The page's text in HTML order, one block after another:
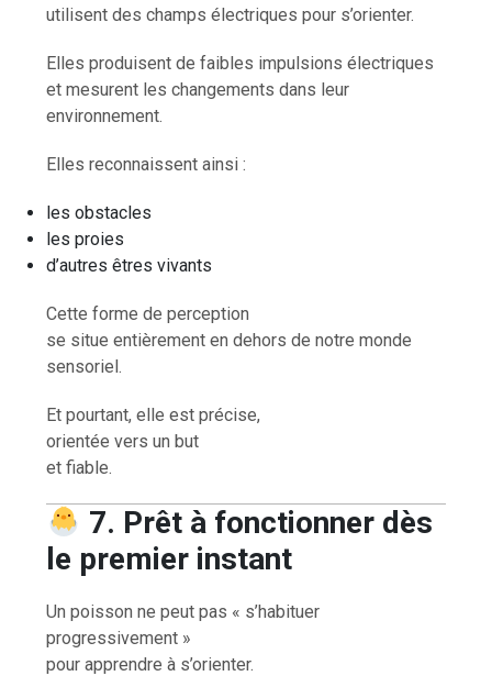
utilisent des champs électriques pour s’orienter.
Elles produisent de faibles impulsions électriques
et mesurent les changements dans leur
environnement.
Elles reconnaissent ainsi :
les obstacles
les proies
d’autres êtres vivants
Cette forme de perception
se situe entièrement en dehors de notre monde
sensoriel.
Et pourtant, elle est précise,
orientée vers un but
et fiable.
7. Prêt à fonctionner dès
le premier instant
Un poisson ne peut pas « s’habituer
progressivement »
pour apprendre à s’orienter.